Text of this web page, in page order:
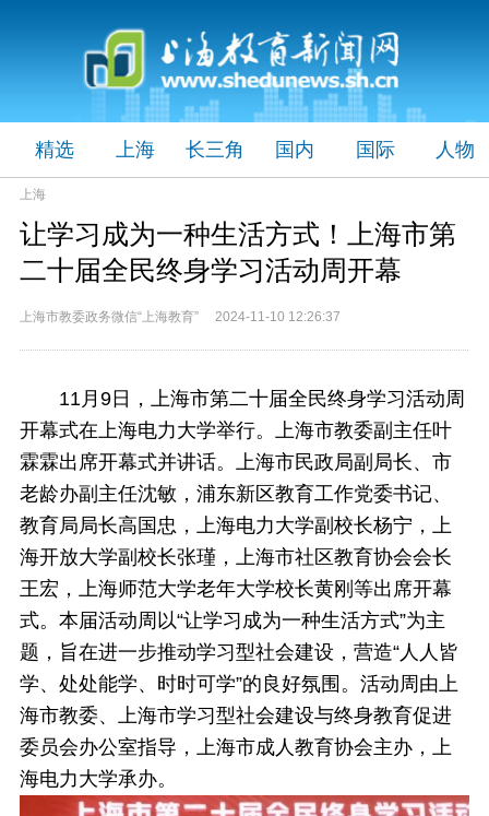
精选 上海 长三角 国内 国际 人物
上海
让学习成为一种生活方式！上海市第
二十届全民终身学习活动周开幕
上海市教委政务微信“上海教育” 2024-11-10 12:26:37
11月9日，上海市第二十届全民终身学习活动周
开幕式在上海电力大学举行。上海市教委副主任叶
霖霖出席开幕式并讲话。上海市民政局副局长、市
老龄办副主任沈敏，浦东新区教育工作党委书记、
教育局局长高国忠，上海电力大学副校长杨宁，上
海开放大学副校长张瑾，上海市社区教育协会会长
王宏，上海师范大学老年大学校长黄刚等出席开幕
式。本届活动周以“让学习成为一种生活方式”为主
题，旨在进一步推动学习型社会建设，营造“人人皆
学、处处能学、时时可学”的良好氛围。活动周由上
海市教委、上海市学习型社会建设与终身教育促进
委员会办公室指导，上海市成人教育协会主办，上
海电力大学承办。